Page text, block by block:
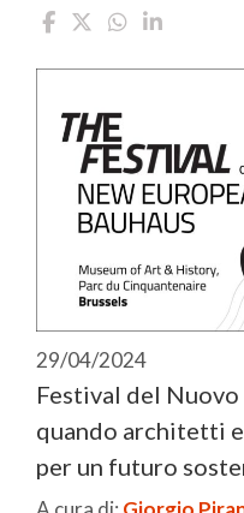
29/04/2024
Festival del Nuovo
quando architetti
per un futuro